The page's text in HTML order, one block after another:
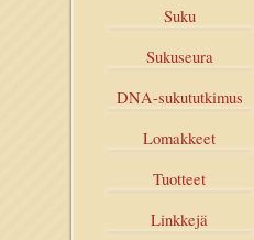
Suku
Sukuseura
DNA-sukututkimus
Lomakkeet
Tuotteet
Linkkejä